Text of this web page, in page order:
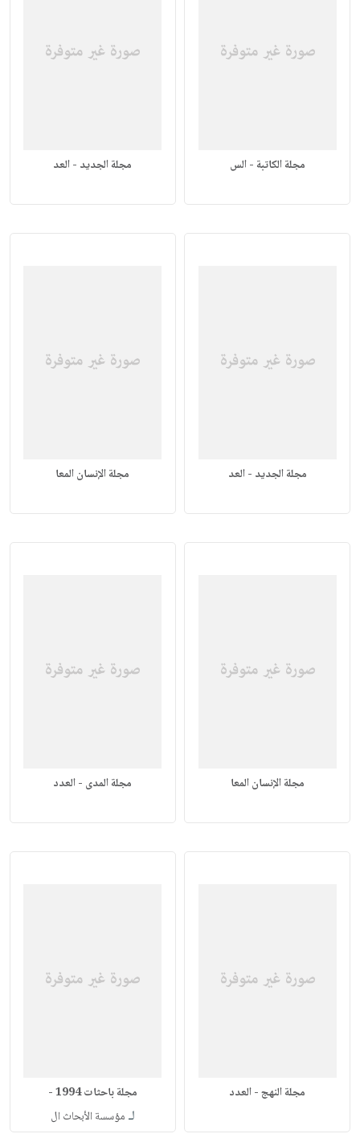
مجلة الكاتبة - الس مجلة الجديد - العد
مجلة الجديد - العد مجلة الإنسان المعا
مجلة الإنسان المعا مجلة المدى - العدد
مجلة النهج - العدد مجلة باحثات 1994 -
لـ مؤسسة الأبحاث ال